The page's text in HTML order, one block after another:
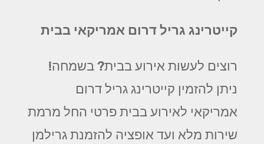
קייטרינג גריל דרום אמריקאי בבית
רוצים לעשות אירוע בבית? בשמחה!
ניתן להזמין קייטרינג גריל דרום
אמריקאי לאירוע בבית פרטי החל מרמת
שירות מלא ועד אופציה להזמנת גרילמן